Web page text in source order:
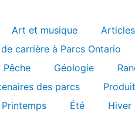
Art et musique Articles
carrière à Parcs Ontario
Pêche Géologie
des parcs
Printemps Été Hiver